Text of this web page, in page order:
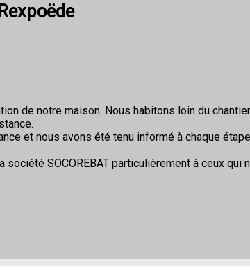
de notre maison. Nous habitons loin du
et nous avons été tenu informé à chaque
SOCOREBAT particulièrement à ceux qui